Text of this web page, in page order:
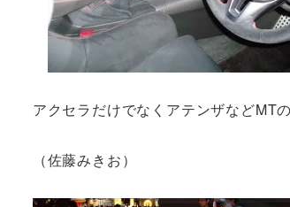
アクセラだけでなくアテンザなどMT
（佐藤みきお）